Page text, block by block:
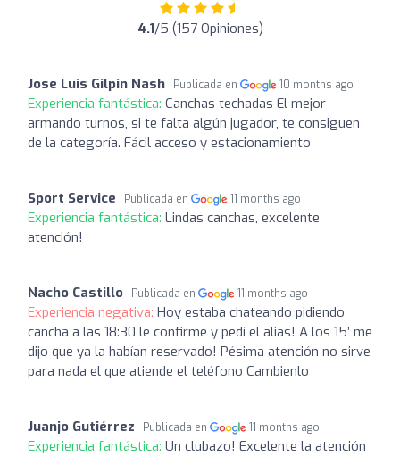
4.1/5 (157 Opiniones)
Jose Luis Gilpin Nash Publicada en 10 months ago
Experiencia fantástica: Canchas techadas El mejor
armando turnos, si te falta algún jugador, te consiguen
de la categoría. Fácil acceso y estacionamiento
Sport Service Publicada en 11 months ago
Experiencia fantástica: Lindas canchas, excelente
atención!
Nacho Castillo Publicada en 11 months ago
Experiencia negativa: Hoy estaba chateando pidiendo
cancha a las 18:30 le confirme y pedí el alias! A los 15’ me
dijo que ya la habían reservado! Pésima atención no sirve
para nada el que atiende el teléfono Cambienlo
Juanjo Gutiérrez Publicada en 11 months ago
Experiencia fantástica: Un clubazo! Excelente la atención